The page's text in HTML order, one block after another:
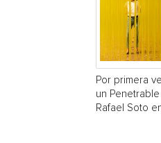
Por primera
un
Rafael Soto